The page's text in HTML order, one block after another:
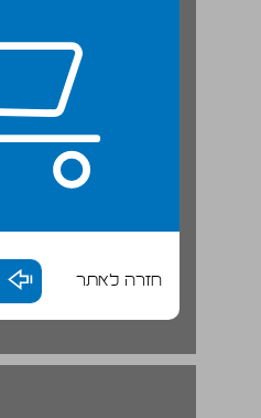
חזרה לאתר